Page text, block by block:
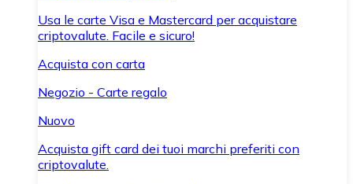
Usa le carte Visa e Mastercard per acquistare
criptovalute. Facile e sicuro!
Acquista con carta
Negozio - Carte regalo
Nuovo
Acquista gift card dei tuoi marchi preferiti con
criptovalute.